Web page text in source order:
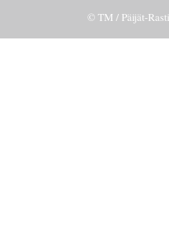
© TM / Päijät-